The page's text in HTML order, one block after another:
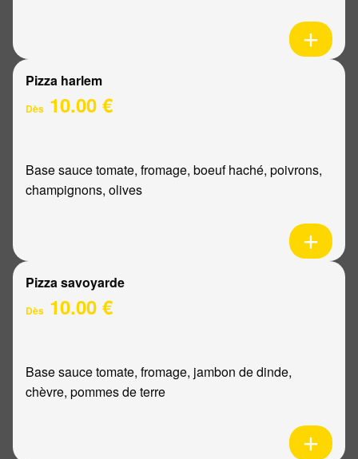
Pizza harlem
Dès 10.00 €
Base sauce tomate, fromage, boeuf haché, poivrons,
champignons, olives
Pizza savoyarde
Dès 10.00 €
Base sauce tomate, fromage, jambon de dinde,
chèvre, pommes de terre